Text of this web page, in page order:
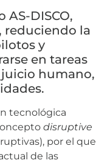
DISCO,
reduciendo la
y
en tareas
juicio humano,
tecnológica
disruptive
por el que
de las